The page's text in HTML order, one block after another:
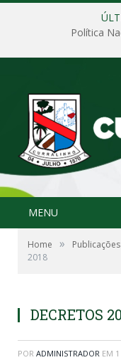
Política
MENU
Home »
2018
DECRETOS
POR ADMINISTRADOR EM